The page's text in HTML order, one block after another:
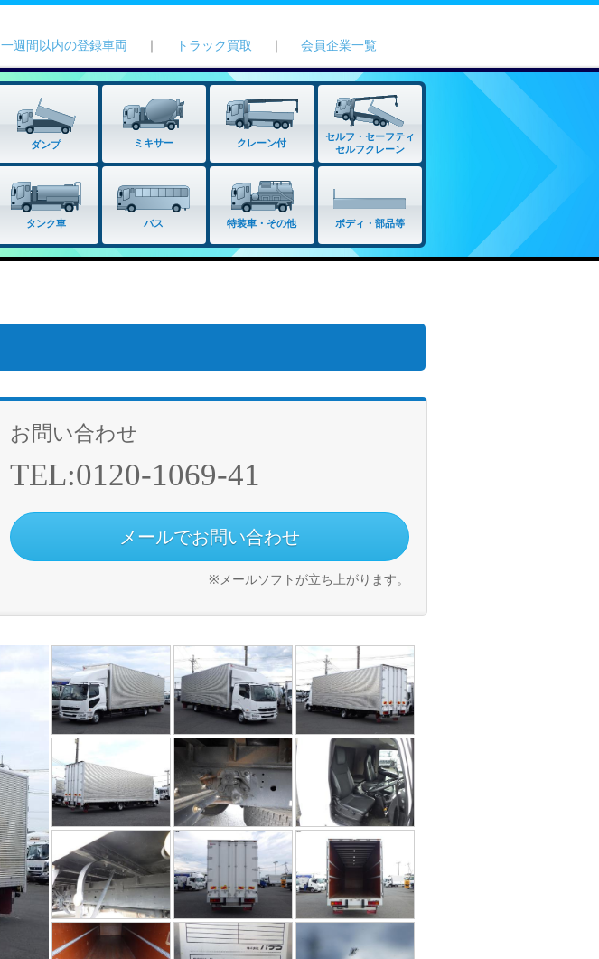
一週間以内の登録車両 ｜ トラック買取 ｜ 会員企業一覧
ダンプ ミキサー クレーン付
セルフ・セーフティ
セルフクレーン
タンク車 バス 特装車・その他 ボディ・部品等
お問い合わせ
TEL:0120-1069-41
メールでお問い合わせ
※メールソフトが立ち上がります。